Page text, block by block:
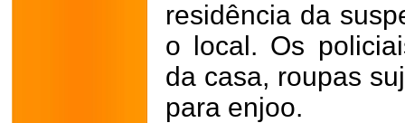
residência da
o local. Os
da casa, roupas
para enjoo.